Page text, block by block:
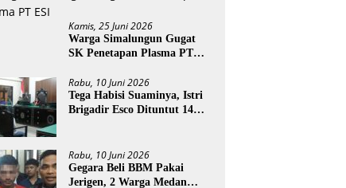
Kamis, 25 Juni 2026
Warga Simalungun Gugat
SK Penetapan Plasma PT
Rabu, 10 Juni 2026
Tega Habisi Suaminya, Istri
Brigadir Esco Dituntut 14
Rabu, 10 Juni 2026
Gegara Beli BBM Pakai
Jerigen, 2 Warga Medan